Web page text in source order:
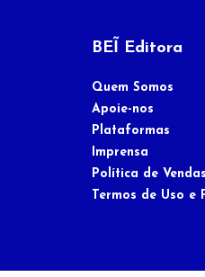
BEĨ Editora
Quem Somos
Apoie-nos
Plataformas
Imprensa
Política de
Termos de Uso e